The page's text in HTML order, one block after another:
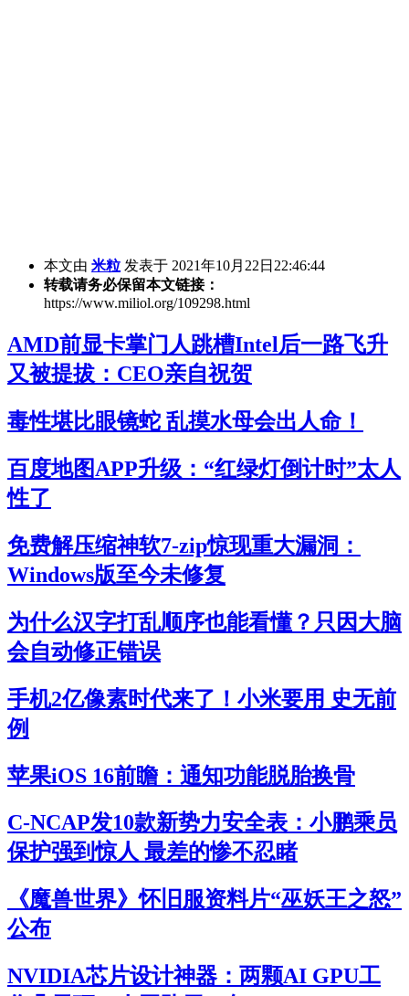
本文由 米粒 发表于 2021年10月22日22:46:44
转载请务必保留本文链接：
https://www.miliol.org/109298.html
AMD前显卡掌门人跳槽Intel后一路飞升
又被提拔：CEO亲自祝贺
毒性堪比眼镜蛇 乱摸水母会出人命！
百度地图APP升级：“红绿灯倒计时”太人
性了
免费解压缩神软7-zip惊现重大漏洞：
Windows版至今未修复
为什么汉字打乱顺序也能看懂？只因大脑
会自动修正错误
手机2亿像素时代来了！小米要用 史无前
例
苹果iOS 16前瞻：通知功能脱胎换骨
C-NCAP发10款新势力安全表：小鹏乘员
保护强到惊人 最差的惨不忍睹
《魔兽世界》怀旧服资料片“巫妖王之怒”
公布
NVIDIA芯片设计神器：两颗AI GPU工